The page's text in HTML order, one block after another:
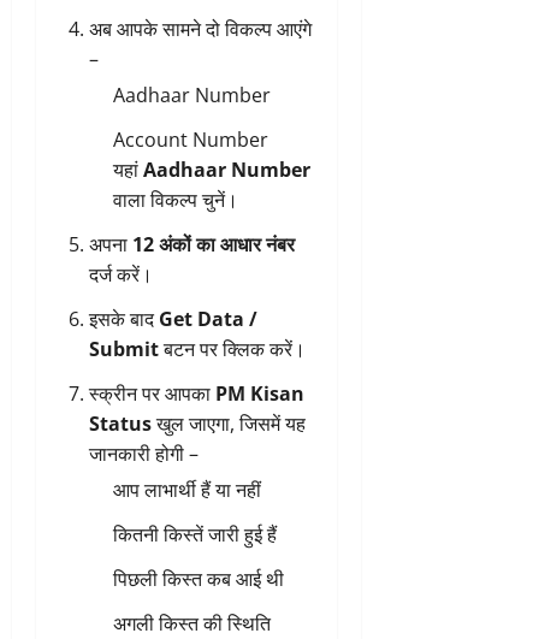
अब आपके सामने दो विकल्प आएंगे
–
Aadhaar Number
Account Number
यहांAadhaar Number
वाला विकल्प चुनें।
अपना 12 अंकों का आधार नंबर
दर्ज करें।
इसके बादGet Data /
Submitबटन पर क्लिक करें।
स्क्रीन पर आपका PM Kisan
Statusखुल जाएगा, जिसमें यह
जानकारी होगी –
आप लाभार्थी हैं या नहीं
कितनी किस्तें जारी हुई हैं
पिछली किस्त कब आई थी
अगली किस्त की स्थिति